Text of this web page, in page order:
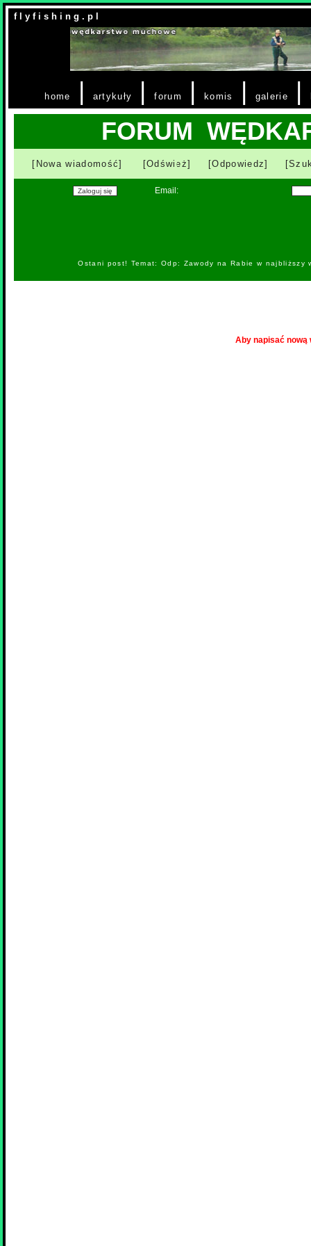
f l y f i s h i n g . p l
home | artykuły |forum | komis | galerie |
FORUM
[Nowa wiadomość] [Odśwież] [Odpowiedz]
Email:
Ostani post! Temat: Odp: Zawody na Rabie w
Aby napisać nową